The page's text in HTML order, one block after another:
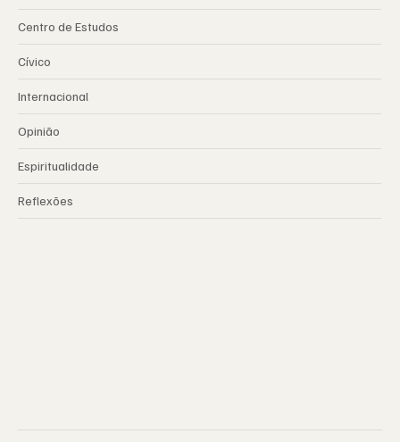
Centro de Estudos
Cívico
Internacional
Opinião
Espiritualidade
Reflexões